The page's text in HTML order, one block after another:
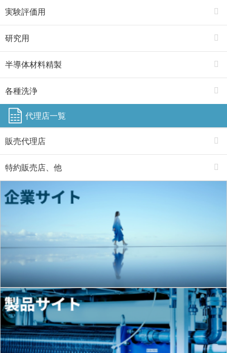
実験評価用
研究用
半導体材料精製
各種洗浄
代理店一覧
販売代理店
特約販売店、他